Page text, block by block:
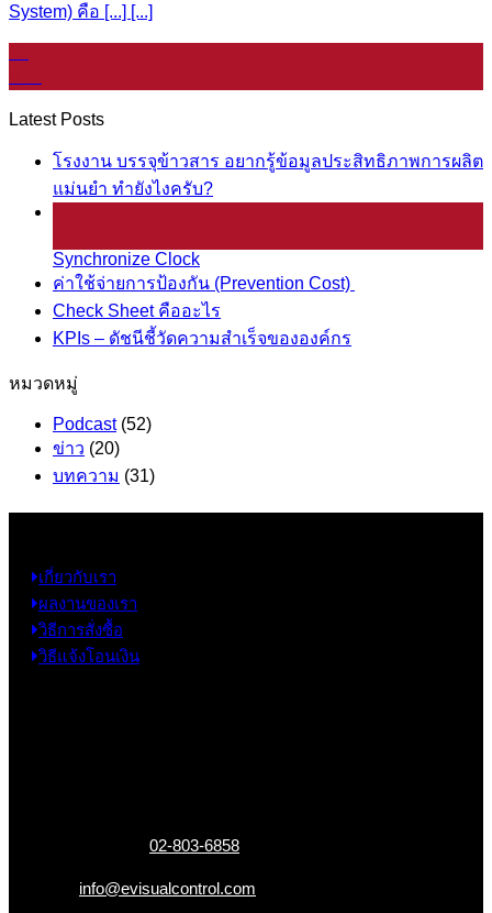
System) คือ [...] [...]
Latest Posts
โรงงาน บรรจุข้าวสาร อยากรู้ข้อมูลประสิทธิภาพการผลิต
แม่นยำ ทำยังไงครับ?
Synchronize Clock
ค่าใช้จ่ายการป้องกัน (Prevention Cost)
Check Sheet คืออะไร
KPIs – ดัชนีชี้วัดความสำเร็จขององค์กร
หมวดหมู่
Podcast(52)
ข่าว (20)
บทความ (31)
เกี่ยวกับเรา
ผลงานของเรา
วิธีการสั่งซื้อ
วิธีแจ้งโอนเงิน
02-803-6858
info@evisualcontrol.com